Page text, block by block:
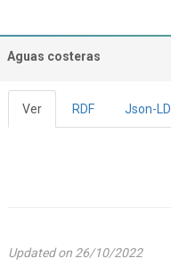
Aguas costeras
Solapas
Ver(solapa
activa)
RDF Json-LD
Updated on 26/10/2022